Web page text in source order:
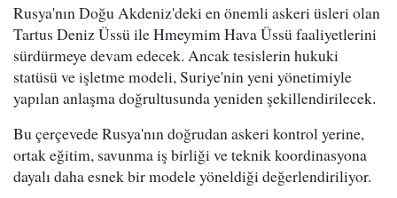
Rusya'nın Doğu Akdeniz'deki en önemli askeri üsleri olan
Tartus Deniz Üssü ile Hmeymim Hava Üssü faaliyetlerini
sürdürmeye devam edecek. Ancak tesislerin hukuki
statüsü ve işletme modeli, Suriye'nin yeni yönetimiyle
yapılan anlaşma doğrultusunda yeniden şekillendirilecek.
Bu çerçevede Rusya'nın doğrudan askeri kontrol yerine,
ortak eğitim, savunma iş birliği ve teknik koordinasyona
dayalı daha esnek bir modele yöneldiği değerlendiriliyor.